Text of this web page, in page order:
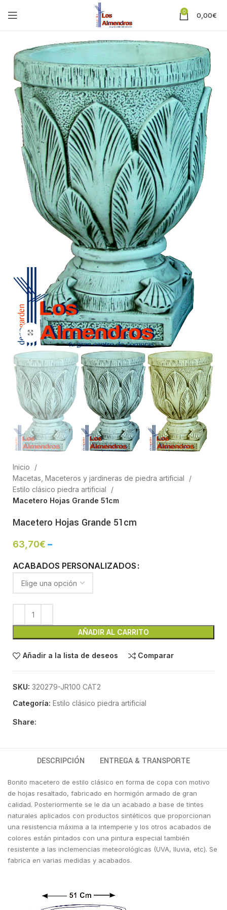
0 0,00€
Clic para ampliar
Inicio
Macetas, Maceteros y jardineras de piedra artificial
Estilo clásico piedra artificial
Macetero Hojas Grande 51cm
Macetero Hojas Grande 51cm
63,70€ –
ACABADOS PERSONALIZADOS
AÑADIR AL CARRITO
Añadir a la lista de deseos Comparar
SKU: 320279-JR100 CAT2
Categoría: Estilo clásico piedra artificial
Share:
DESCRIPCIÓN ENTREGA & TRANSPORTE
Bonito macetero de estilo clásico en forma de copa con motivo
de hojas resaltado, fabricado en hormigón armado de gran
calidad. Posteriormente se le da un acabado a base de tintes
naturales aplicados con productos sintéticos que proporcionan
una resistencia máxima a la intemperie y los otros acabados de
colores están pintados con una pintura especial también
resistente a las inclemencias meteorológicas (UVA, lluvia, etc). Se
fabrica en varias medidas y acabados.